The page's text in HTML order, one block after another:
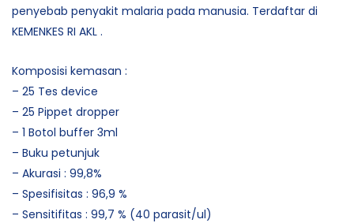
penyebab penyakit malaria pada manusia. Terdaftar di
KEMENKES RI AKL .
Komposisi kemasan :
– 25 Tes device
– 25 Pippet dropper
– 1 Botol buffer 3ml
– Buku petunjuk
– Akurasi : 99,8%
– Spesifisitas : 96,9 %
– Sensitifitas : 99,7 % (40 parasit/ul)